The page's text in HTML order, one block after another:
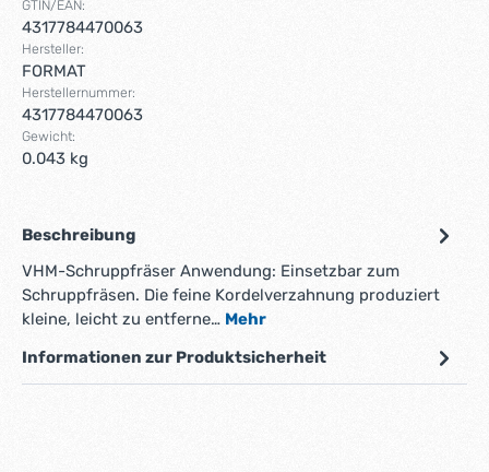
GTIN/EAN:
4317784470063
Hersteller:
FORMAT
Herstellernummer:
4317784470063
Gewicht:
0.043 kg
Beschreibung
VHM-Schruppfräser Anwendung: Einsetzbar zum
Schruppfräsen. Die feine Kordelverzahnung produziert
kleine, leicht zu entferne… Mehr
Informationen zur Produktsicherheit